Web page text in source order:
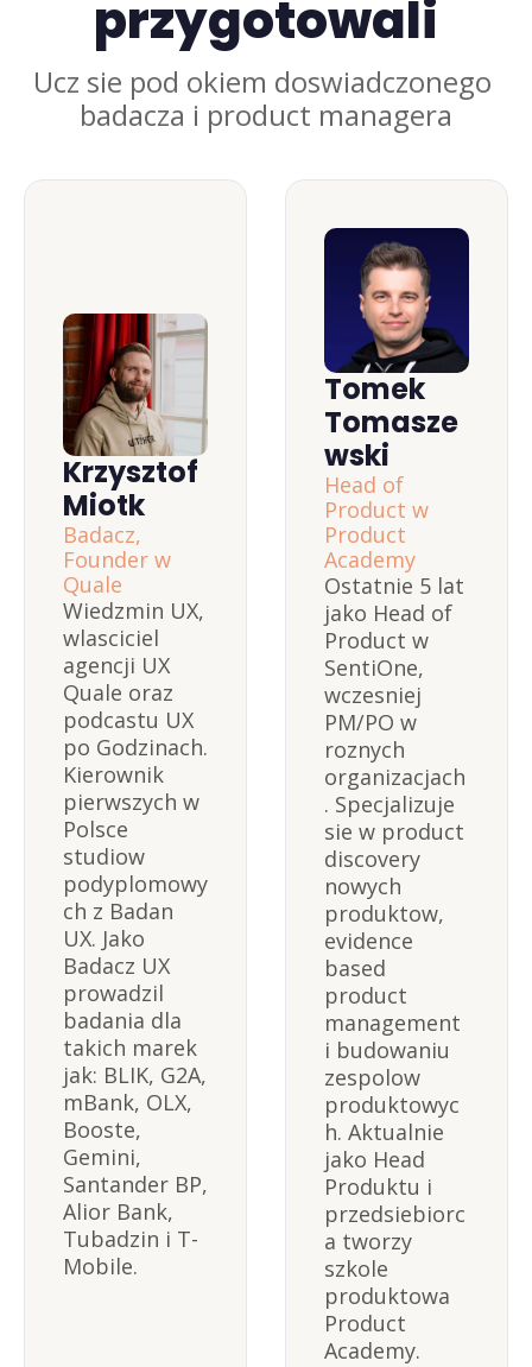
przygotowali
Ucz sie pod okiem doswiadczonego
badacza i product managera
Krzysztof
Miotk
Badacz,
Founder w
Quale
Wiedzmin UX,
wlasciciel
agencji UX
Quale oraz
podcastu UX
po Godzinach.
Kierownik
pierwszych w
Polsce
studiow
podyplomowy
ch z Badan
UX. Jako
Badacz UX
prowadzil
badania dla
takich marek
jak: BLIK, G2A,
mBank, OLX,
Booste,
Gemini,
Santander BP,
Alior Bank,
Tubadzin i T-
Mobile.
Tomek
Tomasze
wski
Head of
Product w
Product
Academy
Ostatnie 5 lat
jako Head of
Product w
SentiOne,
wczesniej
PM/PO w
roznych
organizacjach
. Specjalizuje
sie w product
discovery
nowych
produktow,
evidence
based
product
management
i budowaniu
zespolow
produktowyc
h. Aktualnie
jako Head
Produktu i
przedsiebiorc
a tworzy
szkole
produktowa
Product
Academy.